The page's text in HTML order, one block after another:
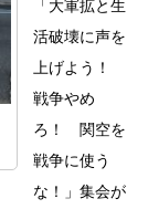
「大軍拡と生
活破壊に声を
上げよう！
戦争やめ
ろ！ 関空を
戦争に使う
な！」集会が